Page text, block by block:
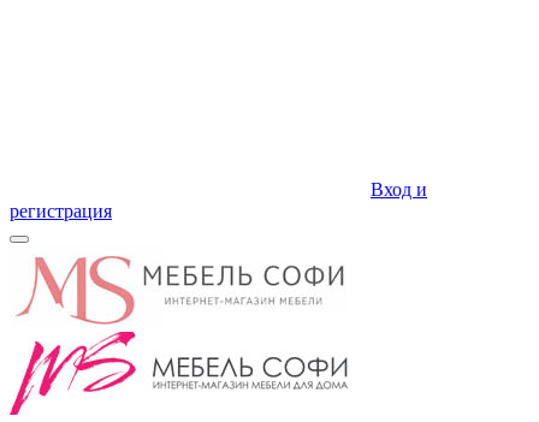
Вход и
регистрация